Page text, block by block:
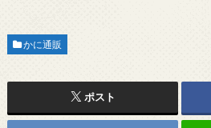
かに通販
ポスト